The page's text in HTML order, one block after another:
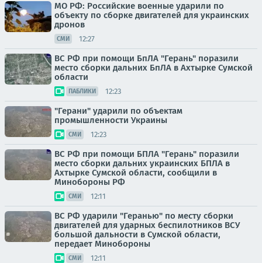
МО РФ: Российские военные ударили по
объекту по сборке двигателей для украинских
дронов
СМИ 12:27
ВС РФ при помощи БпЛА "Герань" поразили
место сборки дальних БпЛА в Ахтырке Сумской
области
ПАБЛИКИ 12:23
"Герани" ударили по объектам
промышленности Украины
СМИ 12:23
ВС РФ при помощи БПЛА "Герань" поразили
место сборки дальних украинских БПЛА в
Ахтырке Сумской области, сообщили в
Минобороны РФ
СМИ 12:11
ВС РФ ударили "Геранью" по месту сборки
двигателей для ударных беспилотников ВСУ
большой дальности в Сумской области,
передает Минобороны
СМИ 12:11